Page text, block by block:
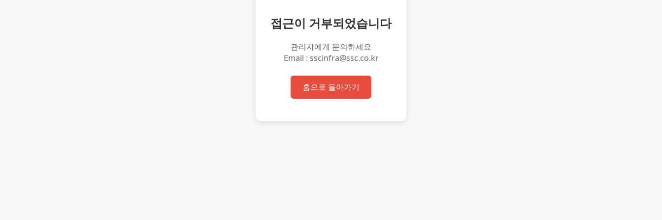
접근이 거부되었습니다
관리자에게 문의하세요
Email : sscinfra@ssc.co.kr
홈으로 돌아가기